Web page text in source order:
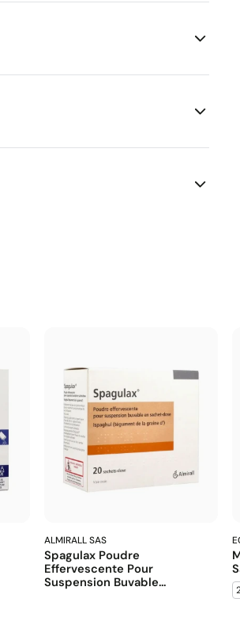
ALMIRALL SAS
Spagulax Poudre
Effervescente Pour
Suspension Buvable...